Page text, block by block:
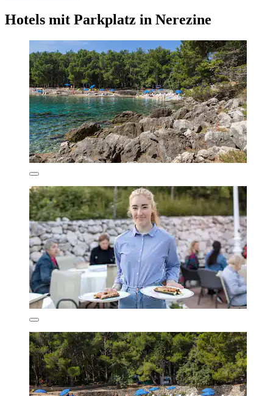
Hotels mit Parkplatz in Nerezine